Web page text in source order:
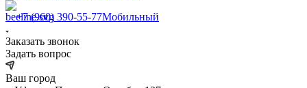
+7 (960) 390-55-77Мобильный
Заказать звонок
Задать вопрос
Ваш город